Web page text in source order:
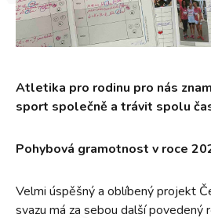
Atletika pro rodinu pro nás
sport společně a trávit spolu
Pohybová gramotnost v roce
Velmi úspěšný a oblíbený projekt
svazu má za sebou další povedený